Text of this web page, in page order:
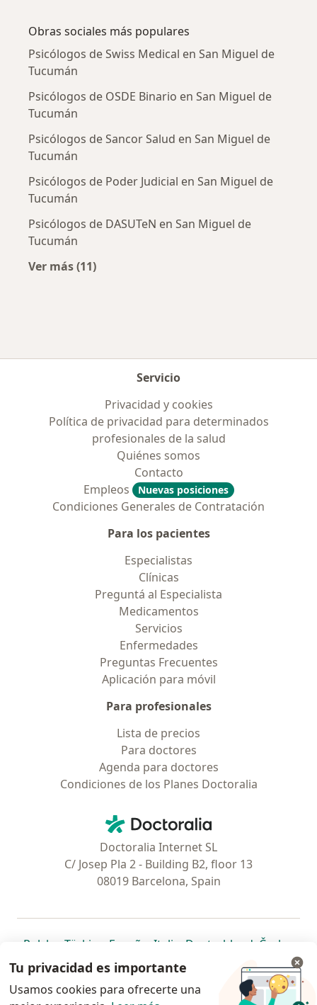
Obras sociales más populares
Psicólogos de Swiss Medical en San Miguel de
Tucumán
Psicólogos de OSDE Binario en San Miguel de
Tucumán
Psicólogos de Sancor Salud en San Miguel de
Tucumán
Psicólogos de Poder Judicial en San Miguel de
Tucumán
Psicólogos de DASUTeN en San Miguel de
Tucumán
Ver más (11)
Servicio
Privacidad y cookies
Política de privacidad para determinados
profesionales de la salud
Quiénes somos
Contacto
Empleos
Nuevas posiciones
Condiciones Generales de Contratación
Para los pacientes
Especialistas
Clínicas
Preguntá al Especialista
Medicamentos
Servicios
Enfermedades
Preguntas Frecuentes
Aplicación para móvil
Para profesionales
Lista de precios
Para doctores
Agenda para doctores
Condiciones de los Planes Doctoralia
Doctoralia - Página de inicio
Doctoralia Internet SL
C/ Josep Pla 2 - Building B2, floor 13
08019 Barcelona, Spain
Polska se abre en una nueva pestaña
Türkiye se abre en una nueva pestaña
España se abre en una nueva pestaña
Italia se abre en una nueva
Deutschlandse abre en
Česko
Portugal
se abre en una nueva pestaña
México se abre en una nueva pestaña
Chile se abre en una nueva pestaña
Brasil se abre en una nueva
se abre en
se
se abre en una nueva
Tu privacidad es importante
Usamos cookies para ofrecerte una